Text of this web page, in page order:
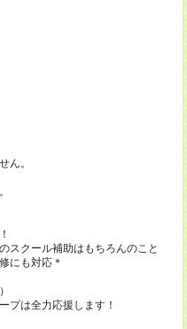
ん。
スクール補助はもちろんのこと
にも対応＊
プは全力応援します！